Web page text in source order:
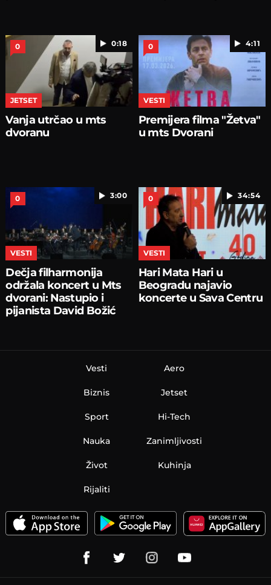
0:18
0
JETSET
Vanja utrčao u mts
dvoranu
4:11
0
VESTI
Premijera filma "Žetva"
u mts Dvorani
3:00
0
VESTI
Dečja filharmonija
održala koncert u Mts
dvorani: Nastupio i
pijanista David Božić
34:54
0
VESTI
Hari Mata Hari u
Beogradu najavio
koncerte u Sava Centru
Vesti
Biznis
Sport
Nauka
Aero
Jetset
Hi-Tech
Zanimljivosti
Život Kuhinja
Rijaliti